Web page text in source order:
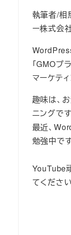
執筆者/相
ー株式会社
「GMOプ
マーケテ
趣味は、お
ニングです
最近、
勉強中で
YouTube
てくださ